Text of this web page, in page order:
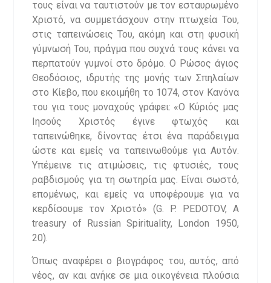
τους είναι να ταυτιστούν με τον εσταυρωμένο
Χριστό, να συμμετάσχουν στην πτωχεία Του,
στις ταπεινώσεις Του, ακόμη και στη φυσική
γύμνωσή Του, πράγμα που συχνά τους κάνει να
περπατούν γυμνοί στο δρόμο. Ο Ρώσος άγιος
Θεοδόσιος, ιδρυτής της μονής των Σπηλαίων
στο Κίεβο, που εκοιμήθη το 1074, στον Κανόνα
του για τους μοναχούς γράφει: «Ο Κύριός μας
Ιησούς Χριστός έγινε φτωχός και
ταπεινώθηκε, δίνοντας έτσι ένα παράδειγμα
ώστε και εμείς να ταπεινωθούμε για Αυτόν.
Υπέμεινε τις ατιμώσεις, τις φτυσιές, τους
ραβδισμούς για τη σωτηρία μας. Είναι σωστό,
επομένως, και εμείς να υποφέρουμε για να
κερδίσουμε τον Χριστό» (G. P. PEDOTOV, A
treasury of Russian Spirituality, London 1950,
20).
Όπως αναφέρει ο βιογράφος του, αυτός, από
νέος, αν και ανήκε σε μια οικογένεια πλούσια